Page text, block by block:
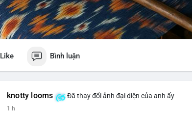
Like Bình luận
knotty looms Đã thay đổi ảnh đại diện của anh ấy
1 h